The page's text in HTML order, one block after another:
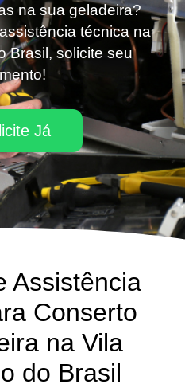
na sua geladeira?
técnica na
Brasil, solicite seu
Já
Assistência
Conserto
na Vila
do Brasil